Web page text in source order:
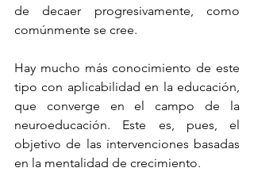
de decaer progresivamente, como
comúnmente se cree.
Hay mucho más conocimiento de este
tipo con aplicabilidad en la educación,
que converge en el campo de la
neuroeducación. Este es, pues, el
objetivo de las intervenciones basadas
en la mentalidad de crecimiento.